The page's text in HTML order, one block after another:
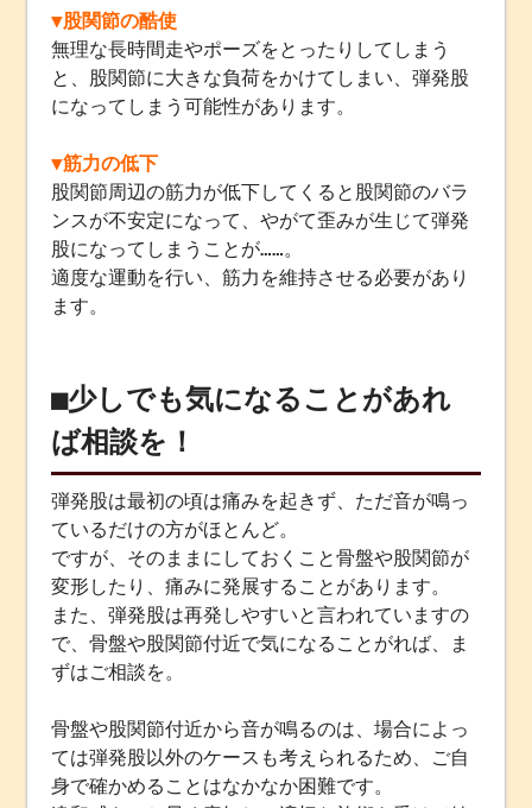
▼股関節の酷使
無理な長時間走やポーズをとったりしてしまう
と、股関節に大きな負荷をかけてしまい、弾発股
になってしまう可能性があります。
▼筋力の低下
股関節周辺の筋力が低下してくると股関節のバラ
ンスが不安定になって、やがて歪みが生じて弾発
股になってしまうことが……。
適度な運動を行い、筋力を維持させる必要があり
ます。
■少しでも気になることがあれ
ば相談を！
弾発股は最初の頃は痛みを起きず、ただ音が鳴っ
ているだけの方がほとんど。
ですが、そのままにしておくこと骨盤や股関節が
変形したり、痛みに発展することがあります。
また、弾発股は再発しやすいと言われていますの
で、骨盤や股関節付近で気になることがれば、ま
ずはご相談を。
骨盤や股関節付近から音が鳴るのは、場合によっ
ては弾発股以外のケースも考えられるため、ご自
身で確かめることはなかなか困難です。